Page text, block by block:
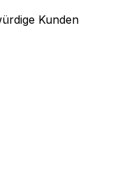
Kunden
an, was Sie zahlen
lokal und